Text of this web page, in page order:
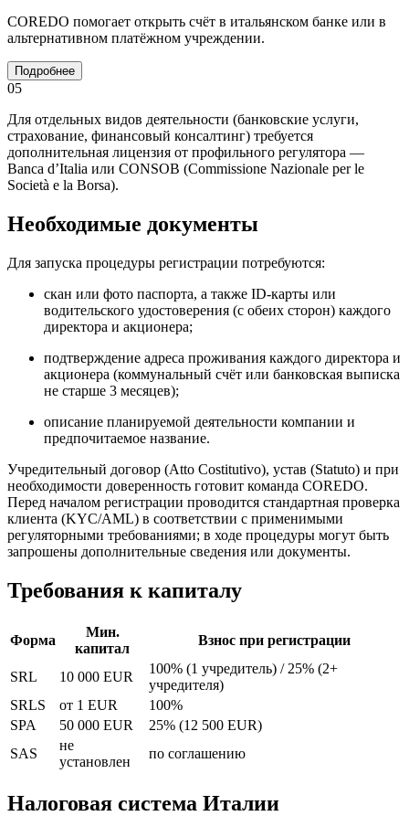
COREDO помогает открыть счёт в итальянском банке или в
альтернативном платёжном учреждении.
Подробнее
05
Для отдельных видов деятельности (банковские услуги,
страхование, финансовый консалтинг) требуется
дополнительная лицензия от профильного регулятора —
Banca d’Italia или CONSOB (Commissione Nazionale per le
Società e la Borsa).
Необходимые документы
Для запуска процедуры регистрации потребуются:
скан или фото паспорта, а также ID-карты или
водительского удостоверения (с обеих сторон) каждого
директора и акционера;
подтверждение адреса проживания каждого директора и
акционера (коммунальный счёт или банковская выписка
не старше 3 месяцев);
описание планируемой деятельности компании и
предпочитаемое название.
Учредительный договор (Atto Costitutivo), устав (Statuto) и при
необходимости доверенность готовит команда COREDO.
Перед началом регистрации проводится стандартная проверка
клиента (KYC/AML) в соответствии с применимыми
регуляторными требованиями; в ходе процедуры могут быть
запрошены дополнительные сведения или документы.
Требования к капиталу
Форма
Мин.
капитал
Взнос при регистрации
SRL 10 000 EUR
100% (1 учредитель) / 25% (2+
учредителя)
SRLS
от 1 EUR
100%
SPA
50 000 EUR
25% (12 500 EUR)
SAS
не
установлен
по соглашению
Налоговая система Италии